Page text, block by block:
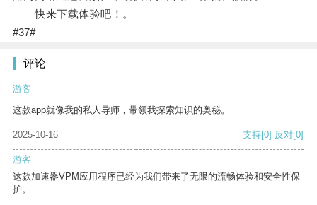
快来下载体验吧！。
#37#
评论
游客
这款app就像我的私人导师，带领我探索知识的奥秘。
2025-10-16 支持[0] 反对[0]
游客
这款加速器VPM应用程序已经为我们带来了无限的流畅体验和安全性保
护。